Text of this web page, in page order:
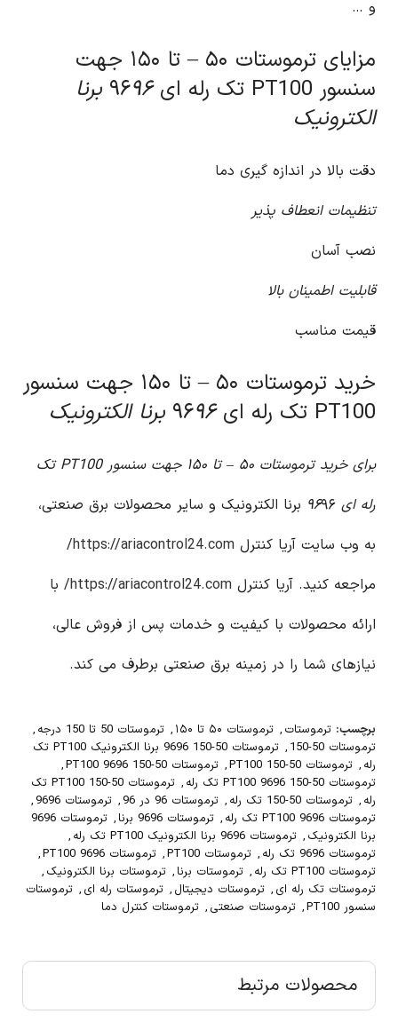
و …
مزایای ترموستات ۵۰ – تا ۱۵۰ جهت
سنسور PT100 تک رله ای ۹۶
۹۶ برنا
الکترونیک
دقت بالا در اندازه گیری دما
تنظیمات انعطاف پذیر
نصب آسان
قابلیت اطمینان بالا
قیمت مناسب
خرید ترموستات ۵۰ – تا ۱۵۰ جهت سنسور
PT100 تک رله ای ۹۶
۹۶ برنا الکترونیک
برای خرید ترموستات ۵۰ – تا ۱۵۰ جهت سنسور PT100 تک
رله ای ۹۶
۹۶ برنا الکترونیک و سایر محصولات برق صنعتی،
به وب سایت آریا کنترل https://ariacontrol24.com/
مراجعه کنید. آریا کنترل https://ariacontrol24.com/ با
ارائه محصولات با کیفیت و خدمات پس از فروش عالی،
نیازهای شما را در زمینه برق صنعتی برطرف می کند.
برچسب: ترموستات , ترموستات ۵۰ تا ۱۵۰ , ترموستات 50 تا 150 درجه
,
ترموستات 50-150
,
ترموستات 50-150 9696 برنا الکترونیک PT100 تک
رله , ترموستات 50-150 PT100 , ترموستات 50-150 PT100 9696
,
ترموستات 50-150 PT100 9696 تک رله
,
ترموستات 50-150 PT100 تک
رله , ترموستات 50-150 تک رله , ترموستات 96 در 96 , ترموستات 9696
,
ترموستات 9696 PT100 تک رله
, ترموستات 9696 برنا ,
ترموستات 9696
برنا الکترونیک , ترموستات 9696 برنا الکترونیک PT100 تک رله
,
ترموستات 9696 تک رله
, ترموستات PT100 , ترموستات PT100 9696
,
ترموستات PT100 تک رله
, ترموستات برنا , ترموستات برنا الکترونیک ,
ترموستات تک رله ای , ترموستات دیجیتال , ترموستات رله ای , ترموستات
سنسور PT100
, ترموستات صنعتی , ترموستات کنترل دما
محصولات مرتبط